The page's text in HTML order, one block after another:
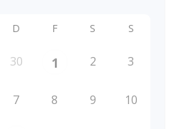
D F S S
30 1 2 3
7 8 9 10